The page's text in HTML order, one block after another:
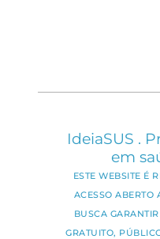
IdeiaSUS .
em
ESTE WEBSITE É
ACESSO ABERTO
BUSCA
GRATUITO,